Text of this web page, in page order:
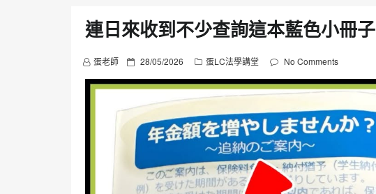
連日來收到不少查詢這本藍色小冊子
蛋老師
P
s
e
d
o
n
28/05/2026 蛋LC法學講堂 No Comments